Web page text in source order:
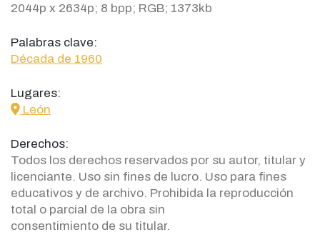
2044p x 2634p; 8 bpp; RGB; 1373kb
Palabras clave:
Década de 1960
Lugares:
icon
León
Derechos:
Todos los derechos reservados por su autor, titular y
licenciante. Uso sin fines de lucro. Uso para fines
educativos y de archivo. Prohibida la reproducción
total o parcial de la obra sin
consentimiento de su titular.